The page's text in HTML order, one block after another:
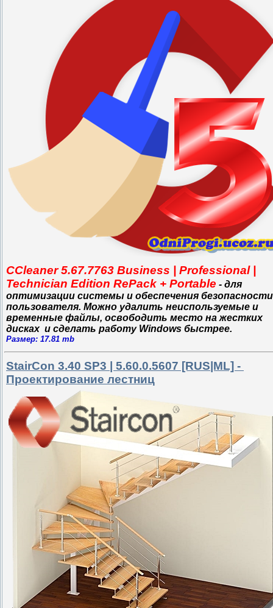
CCleaner 5.67.7763 Business | Professional |
Technician Edition RePack + Portable - для
оптимизации системы и обеспечения безопасности
пользователя. Можно удалить неиспользуемые и
временные файлы, освободить место на жестких
дисках и сделать работу Windows быстрее.
Размер: 17.81 mb
StairCon 3.40 SP3 | 5.60.0.5607 [RUS|ML] -
Проектирование лестниц